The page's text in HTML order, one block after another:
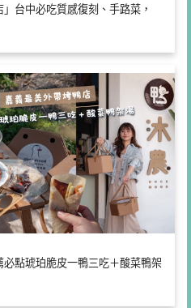
台中必吃質感復刻、手路菜，
點琥珀脆皮一鴨三吃＋酸菜鴨架